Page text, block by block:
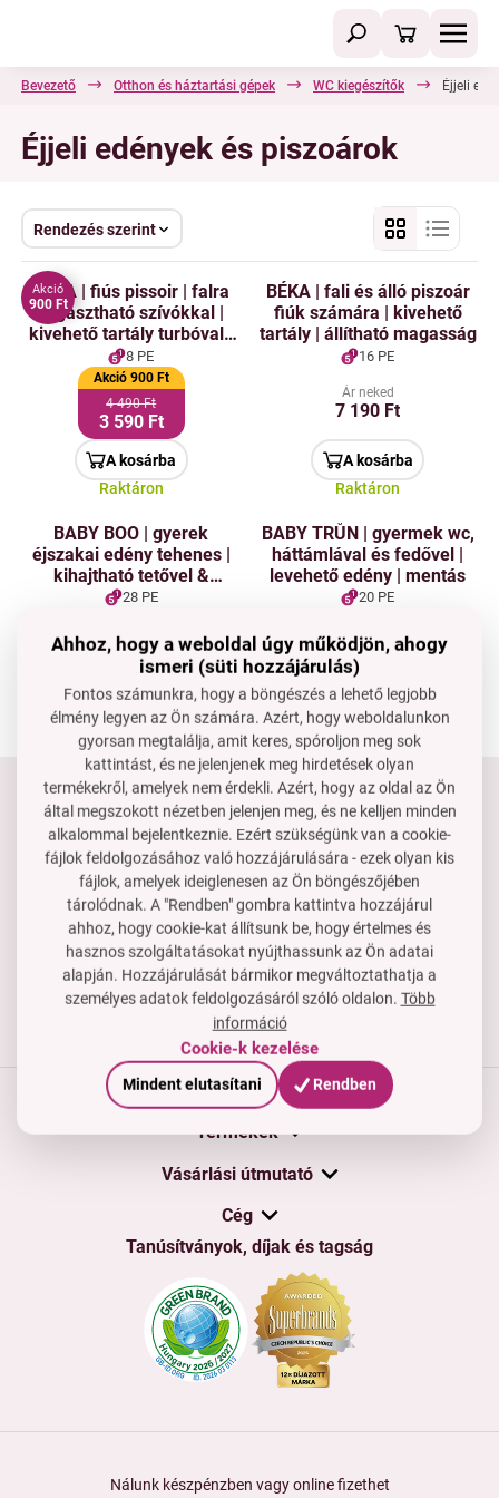
Bevezető Otthon és háztartási gépek WC kiegészítők Éjjeli
Éjjeli edények és piszoárok
Rendezés szerint
Akció
900 Ft
BÉKA | fiús pissoir | falra
ragasztható szívókkal |
kivehető tartály turbóval |
magasság 29 cm
8 PE
Akció 900 Ft
4 490 Ft
3 590 Ft
A kosárba
Raktáron
BÉKA | fali és álló piszoár
fiúk számára | kivehető
tartály | állítható magasság
16 PE
Ár neked
7 190 Ft
A kosárba
Raktáron
BABY BOO | gyerek
éjszakai edény tehenes |
kihajtható tetővel &
fogantyúval | kivehető
| rózsaszín
28 PE
12 590 Ft
A kosárba
Raktáron
BABY TRŮN | gyermek wc,
háttámlával és fedővel |
levehető edény | mentás
20 PE
8 990 Ft
A kosárba
Raktáron
Tartsd velünk a kapcsolatot
Készséggel állunk rendelkezésedre, ha segítségre van
szükséged.
rendeles@dedraclub.hu
+3614451772
H–P: 8-15 óra
Termékek
Vásárlási útmutató
Cég
Tanúsítványok, díjak és tagság
Nálunk készpénzben vagy online fizethet
Ahhoz, hogy a weboldal úgy működjön, ahogy
ismeri (süti hozzájárulás)
Fontos számunkra, hogy a böngészés a lehető legjobb
élmény legyen az Ön számára. Azért, hogy weboldalunkon
gyorsan megtalálja, amit keres, spóroljon meg sok
kattintást, és ne jelenjenek meg hirdetések olyan
termékekről, amelyek nem érdekli. Azért, hogy az oldal az Ön
által megszokott nézetben jelenjen meg, és ne kelljen minden
alkalommal bejelentkeznie. Ezért szükségünk van a cookie-
fájlok feldolgozásához való hozzájárulására - ezek olyan kis
fájlok, amelyek ideiglenesen az Ön böngészőjében
tárolódnak. A "Rendben" gombra kattintva hozzájárul
ahhoz, hogy cookie-kat állítsunk be, hogy értelmes és
hasznos szolgáltatásokat nyújthassunk az Ön adatai
alapján. Hozzájárulását bármikor megváltoztathatja a
személyes adatok feldolgozásáról szóló oldalon. Több
információ
Cookie-k kezelése
Mindent elutasítani Rendben